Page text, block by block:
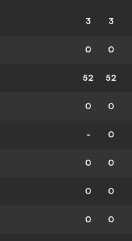
3 3
0 0
52 52
0 0
- 0
0 0
0 0
0 0